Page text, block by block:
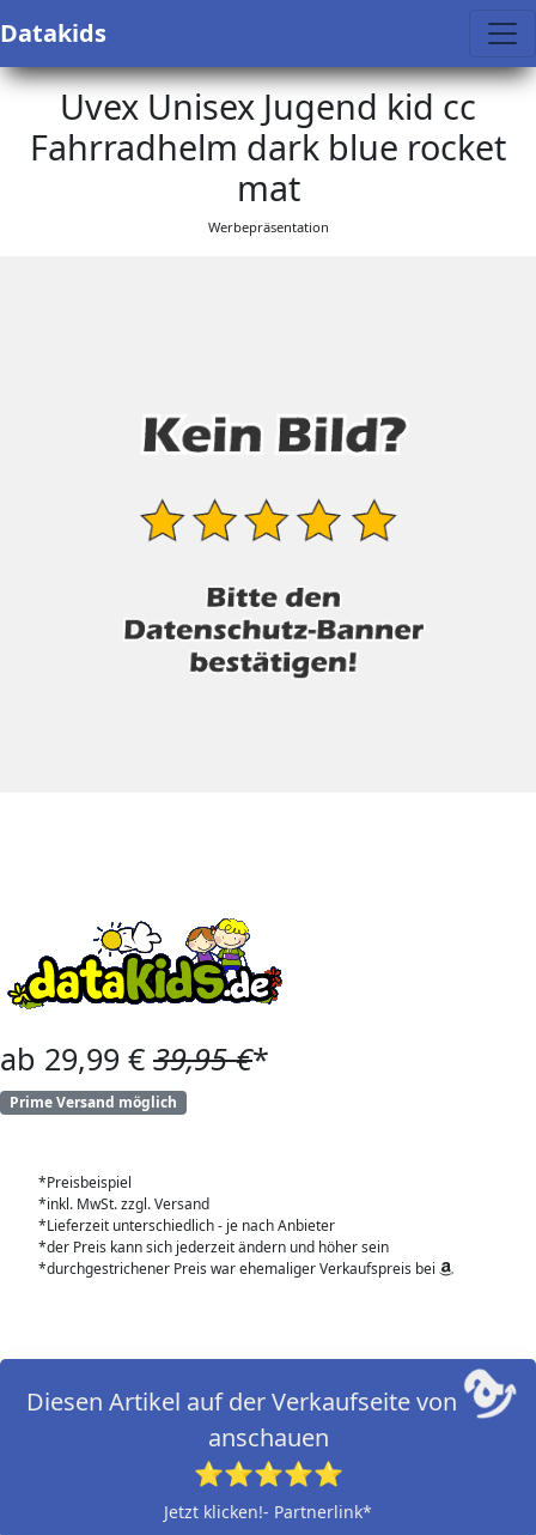
Datakids
Uvex Unisex Jugend kid cc
Fahrradhelm dark blue rocket
mat
Werbepräsentation
ab 29,99 € 39,95 €*
Prime Versand möglich
*Preisbeispiel
*inkl. MwSt. zzgl. Versand
*Lieferzeit unterschiedlich - je nach Anbieter
*der Preis kann sich jederzeit ändern und höher sein
*durchgestrichener Preis war ehemaliger Verkaufspreis bei
Diesen Artikel auf der Verkaufseite von
anschauen
⭐⭐⭐⭐⭐
Jetzt klicken!- Partnerlink*